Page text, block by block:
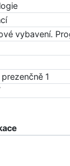
vybavení.
1